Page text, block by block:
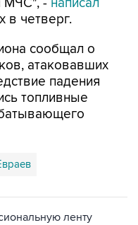
в четверг.
сообщал о
атаковавших
падения
топливные
ленту